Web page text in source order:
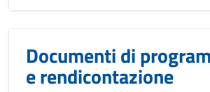
Documenti di
e rendicontazione